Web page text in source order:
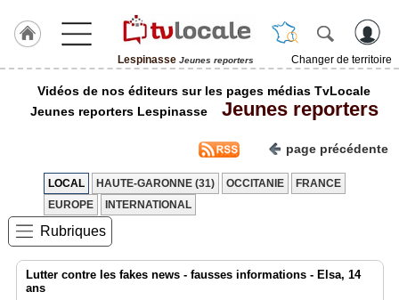
Lespinasse Jeunes reporters
Changer de territoire
J'adhère
Hulcoq
TvLocale
France
Accueil
RUBRIQUES
Vidéos de nos éditeurs sur les pages médias TvLocale
Jeunes reporters Lespinasse
Jeunes reporters
page précédente
LOCAL HAUTE-GARONNE (31) OCCITANIE
FRANCE
EUROPE
INTERNATIONAL
Rubriques
Lutter contre les fakes news - fausses informations - Elsa, 14
ans